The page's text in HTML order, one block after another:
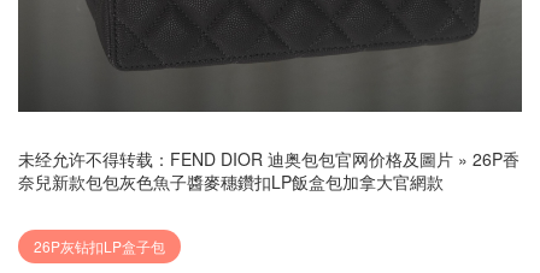
未经允许不得转载： FEND DIOR 迪奥包包官网价格及圖片 » 26P香
奈兒新款包包灰色魚子醬麥穗鑽扣LP飯盒包加拿大官網款
26P灰钻扣LP盒子包